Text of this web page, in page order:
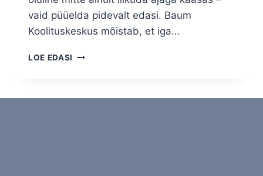
vaid püüelda pidevalt edasi. Baum
Koolituskeskus mõistab, et iga…
LOE EDASI BAUM